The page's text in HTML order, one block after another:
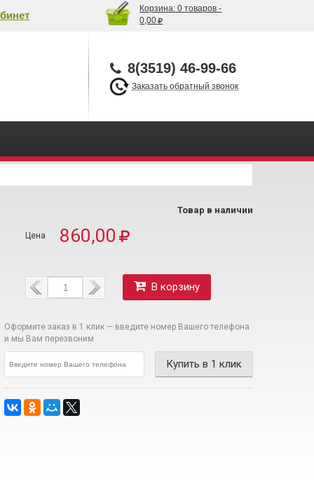
Корзина: 0 товаров -
0,00
8(3519) 46-99-66
Заказать обратный звонок
Товар в наличии
860,00
В корзину
Оформите заказ в 1 клик — введите номер Вашего телефона
и мы Вам перезвоним